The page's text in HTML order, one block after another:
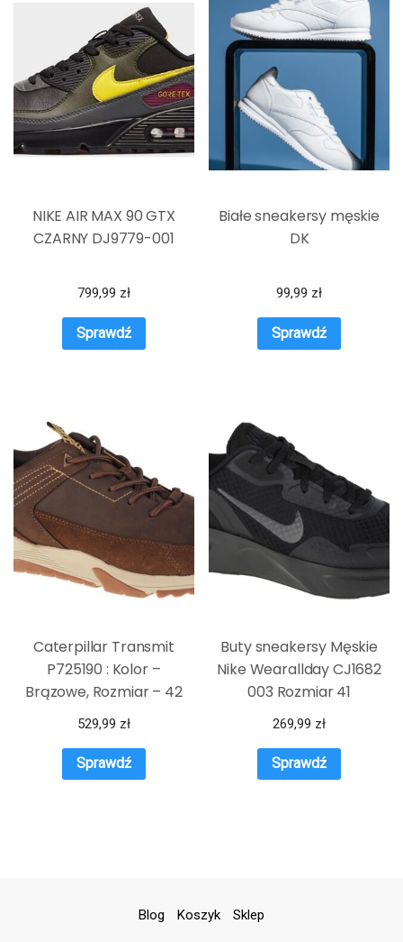
NIKE AIR MAX 90 GTX
CZARNY DJ9779-001
799,99 zł
Sprawdź
Białe sneakersy męskie
DK
99,99 zł
Sprawdź
Caterpillar Transmit
P725190 : Kolor –
Brązowe, Rozmiar – 42
529,99 zł
Sprawdź
Buty sneakersy Męskie
Nike Wearallday CJ1682
003 Rozmiar 41
269,99 zł
Sprawdź
Blog Koszyk Sklep